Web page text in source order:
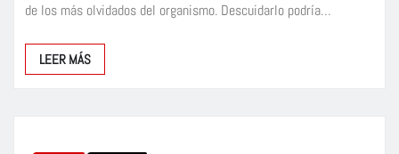
de los más olvidados del organismo. Descuidarlo podría…
LEER MÁS